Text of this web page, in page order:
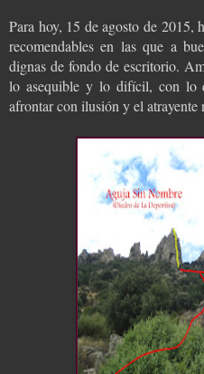
Para hoy, 15 de agosto de 2015,
recomendables en las que a
dignas de fondo de escritorio.
lo asequible y lo difícil, con lo
afrontar con ilusión y el